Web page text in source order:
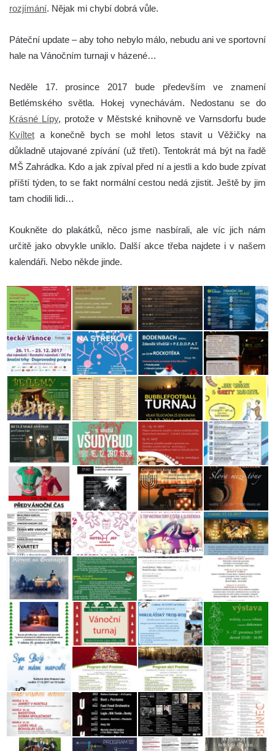
rozjímání. Nějak mi chybí dobrá vůle.
Páteční update – aby toho nebylo málo, nebudu ani ve sportovní
hale na Vánočním turnaji v házené…
Neděle 17. prosince 2017 bude především ve znamení
Betlémského světla. Hokej vynechávám. Nedostanu se do
Krásné Lípy, protože v Městské knihovně ve Varnsdorfu bude
Kvíltet a konečně bych se mohl letos stavit u Věžičky na
důkladně utajované zpívání (už třetí). Tentokrát má být na řadě
MŠ Zahrádka. Kdo a jak zpíval před ní a jestli a kdo bude zpívat
příští týden, to se fakt normální cestou nedá zjistit. Ještě by jim
tam chodili lidi…
Koukněte do plakátků, něco jsme nasbírali, ale víc jich nám
určitě jako obvykle uniklo. Další akce třeba najdete i v našem
kalendáři. Nebo někde jinde.